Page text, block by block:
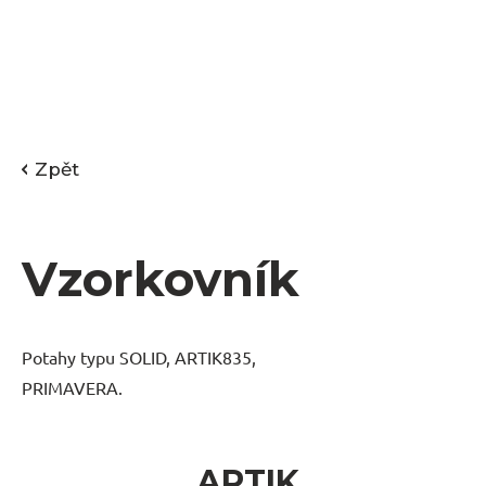
Zpět
Vzorkovník
Potahy typu SOLID, ARTIK835,
PRIMAVERA.